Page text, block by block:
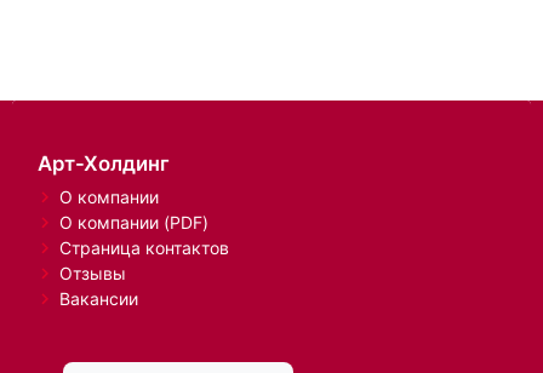
Арт-Холдинг
О компании
О компании (PDF)
Страница контактов
Отзывы
Вакансии